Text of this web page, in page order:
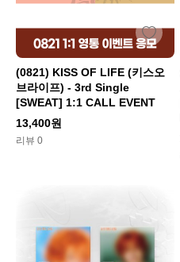
(0821) KISS OF LIFE (키스오
브라이프) - 3rd Single
[SWEAT] 1:1 CALL EVENT
13,400원
리뷰 0